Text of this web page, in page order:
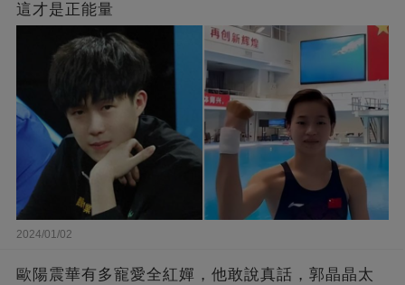
這才是正能量
2024/01/02
歐陽震華有多寵愛全紅嬋，他敢說真話，郭晶晶太